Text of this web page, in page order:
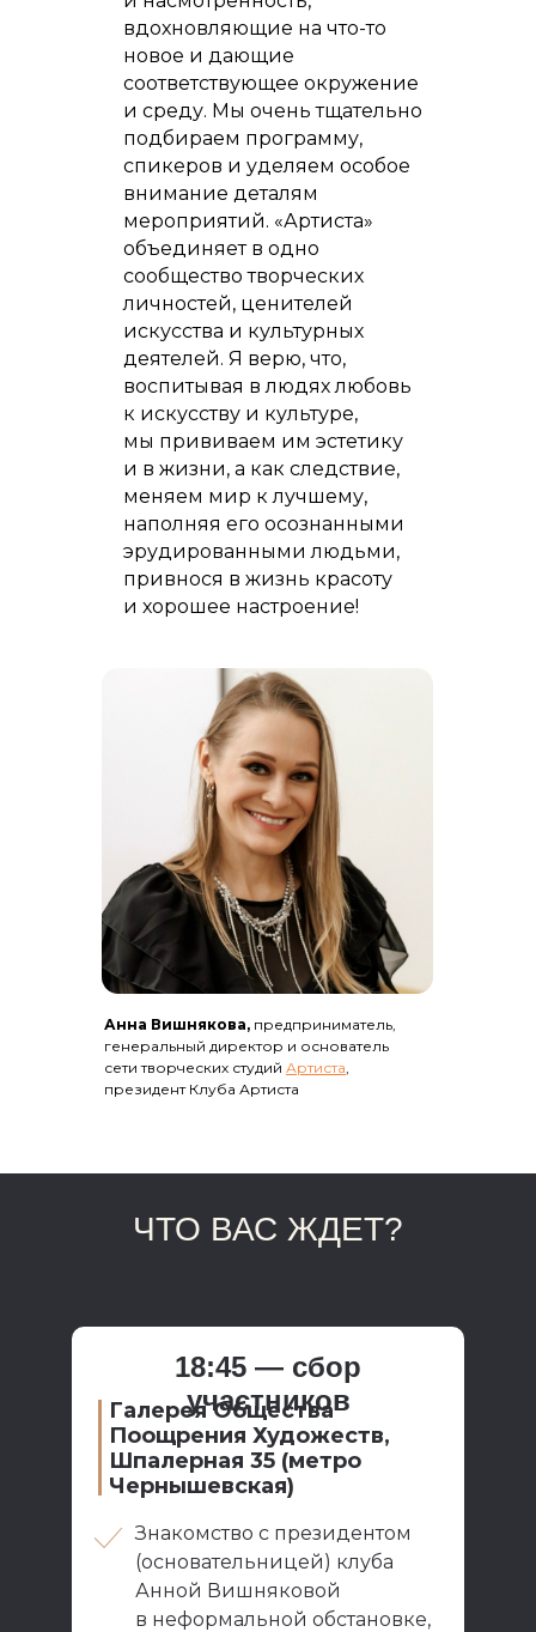
вдохновляющие на что-то
новое и дающие
соответствующее окружение
и среду. Мы очень тщательно
подбираем программу,
спикеров и уделяем особое
внимание деталям
мероприятий. «Артиста»
объединяет в одно
сообщество творческих
личностей, ценителей
искусства и культурных
деятелей. Я верю, что,
воспитывая в людях любовь
к искусству и культуре,
мы прививаем им эстетику
и в жизни, а как следствие,
меняем мир к лучшему,
наполняя его осознанными
эрудированными людьми,
привнося в жизнь красоту
и хорошее настроение!
Анна Вишнякова, предприниматель,
генеральный директор и основатель
сети творческих студий Артиста,
президент Клуба Артиста
Знакомство с президентом
(основательницей) клуба
Анной Вишняковой
в неформальной обстановке,
Галерея Общества
Поощрения Художеств,
Шпалерная 35 (метро
Чернышевская)
18:45 — сбор
участников
ЧТО ВАС ЖДЕТ?